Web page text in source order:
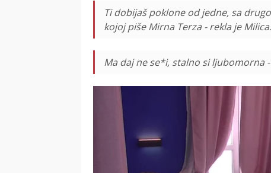
Ti dobijaš poklone od jedne, sa
kojoj piše Mirna Terza - rekla je Milica.
Ma daj ne se*i, stalno si ljubomorna